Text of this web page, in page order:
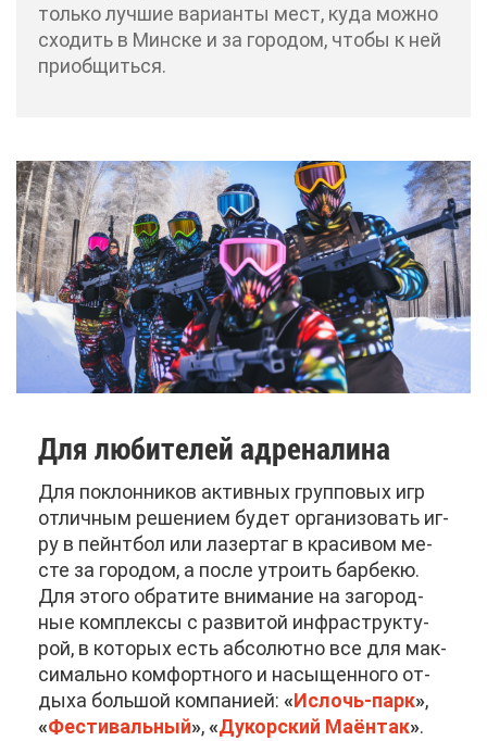
толь­ко луч­шие ва­ри­ан­ты мест, ку­да мож­но
схо­дить в Мин­ске и за го­ро­дом, что­бы к ней
при­об­щить­ся.
Для лю­би­те­лей ад­ре­на­ли­на
Для по­клон­ни­ков ак­тив­ных груп­по­вых игр
от­лич­ным ре­ше­ни­ем бу­дет ор­га­ни­зо­вать иг­
ру в пейнт­бол или ла­зер­таг в кра­си­вом ме­
сте за го­ро­дом, а по­сле утро­ить бар­бекю.
Для это­го об­ра­ти­те вни­ма­ние на за­го­род­
ные ком­плек­сы с раз­ви­той ин­фра­струк­ту­
рой, в ко­то­рых есть аб­со­лют­но все для мак­
си­маль­но ком­форт­но­го и на­сы­щен­но­го от­
ды­ха боль­шой ком­па­ни­ей: «Ис­лочь-парк»,
«Фе­сти­валь­ный»,«Ду­кор­ский Ма­ён­так».